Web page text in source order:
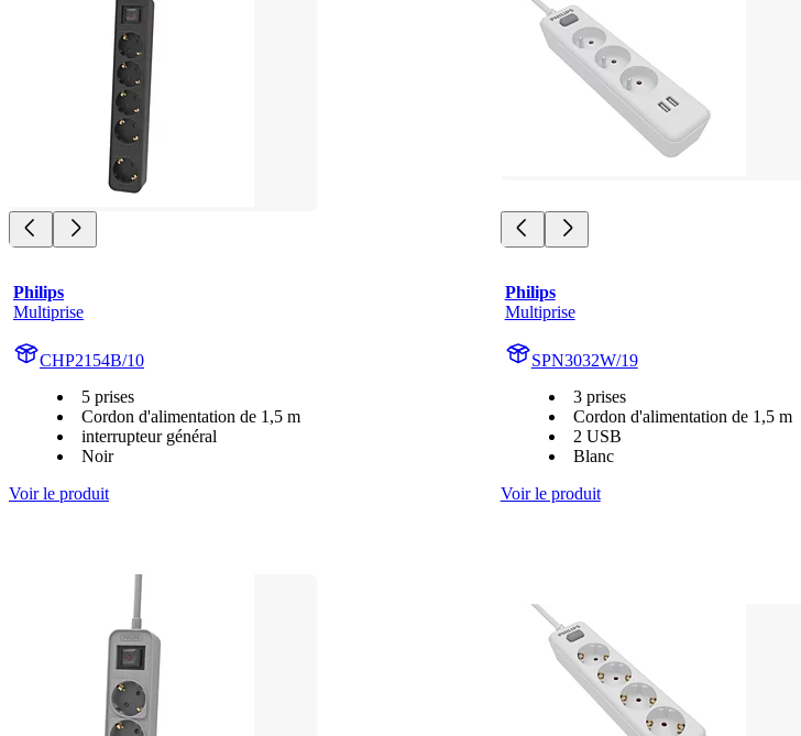
Philips
Multiprise
CHP2154B/10
5 prises
Cordon d'alimentation de 1,5 m
interrupteur général
Noir
Voir le produit
Philips
Multiprise
SPN3032W/19
3 prises
Cordon d'alimentation de 1,5 m
2 USB
Blanc
Voir le produit